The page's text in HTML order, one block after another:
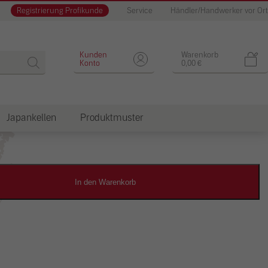
Registrierung Profikunde Service Händler/Handwerker vor Ort
Warenkorb
0,00 €
Kunden
Konto
Japankellen Produktmuster
Designputz
In den Warenkorb